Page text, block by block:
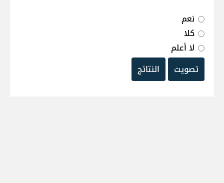
نعم
كلا
لا أعلم
تصويت
النتائج